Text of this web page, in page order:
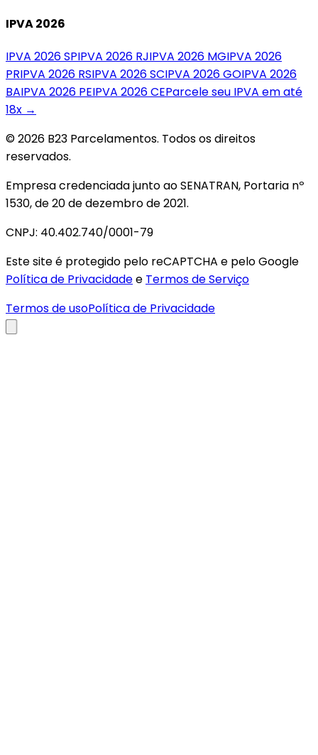
IPVA 2026
IPVA 2026SPIPVA 2026 RJIPVA 2026 MGIPVA 2026
PRIPVA 2026 RSIPVA 2026SCIPVA 2026GOIPVA 2026
BAIPVA 2026 PEIPVA 2026CEParcele seu IPVA em até
18x →
© 2026 B23 Parcelamentos. Todos os direitos
reservados.
Empresa credenciada junto ao SENATRAN, Portaria nº
1530, de 20 de dezembro de 2021.
CNPJ: 40.402.740/0001-79
Este site é protegido pelo reCAPTCHA e pelo Google
Política de Privacidadee Termos de Serviço
Termos de usoPolítica de Privacidade